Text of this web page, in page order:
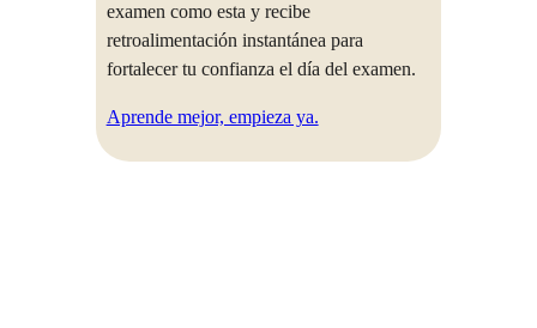
examen como esta y recibe
retroalimentación instantánea para
fortalecer tu confianza el día del examen.
Aprende mejor, empieza ya.